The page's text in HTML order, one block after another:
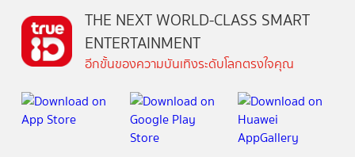
THE NEXT WORLD-CLASS SMART
ENTERTAINMENT
อีกขั้นของความบันเทิงระดับโลกตรงใจคุณ